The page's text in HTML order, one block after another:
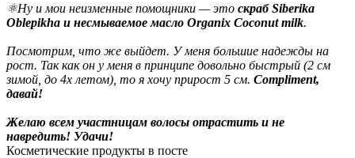
⚛Ну и мои неизменные помощники — это скраб Siberika
Oblepikha и несмываемое масло Organix Coconut milk.
Посмотрим, что же выйдет. У меня большие надежды на
рост. Так как он у меня в принципе довольно быстрый (2 см
зимой, до 4х летом), то я хочу прирост 5 см. Compliment,
давай!
Желаю всем участницам волосы отрастить и не
навредить! Удачи!
Косметические продукты в посте